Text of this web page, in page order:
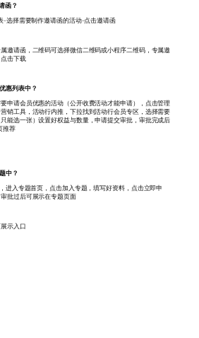
函？
-选择需要制作邀请函的活动-点击邀请函
邀请函，二维码可选择微信二维码或小程序二维码，专属邀
击下载
惠列表中？
申请会员优惠的活动（公开收费活动才能申请），点击管理
销工具，活动行内推，下拉找到活动行会员专区，选择需要
能选一张）设置好权益与数量，申请提交审批，审批完成后
推荐
中？
进入专题首页，点击加入专题，填写好资料，点击立即申
批过后可展示在专题页面
示入口